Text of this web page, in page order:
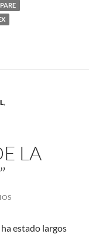
,
LA
estado largos